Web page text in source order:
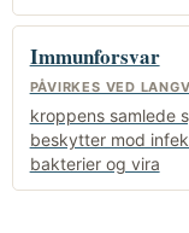
Immunforsvar
PÅVIRKES VED
kroppens samlede
beskytter mod
bakterier og vira